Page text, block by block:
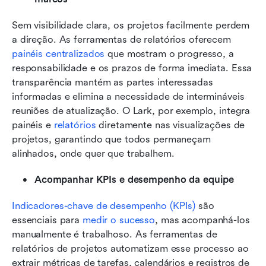
Sem visibilidade clara, os projetos facilmente perdem
a direção. As ferramentas de relatórios oferecem
painéis centralizados que mostram o progresso, a
responsabilidade e os prazos de forma imediata. Essa
transparência mantém as partes interessadas
informadas e elimina a necessidade de intermináveis
reuniões de atualização. O Lark, por exemplo, integra
painéis e relatórios diretamente nas visualizações de
projetos, garantindo que todos permaneçam
alinhados, onde quer que trabalhem.
Acompanhar KPIs e desempenho da equipe
Indicadores-chave de desempenho (KPIs) são
essenciais para medir o sucesso, mas acompanhá-los
manualmente é trabalhoso. As ferramentas de
relatórios de projetos automatizam esse processo ao
extrair métricas de tarefas, calendários e registros de